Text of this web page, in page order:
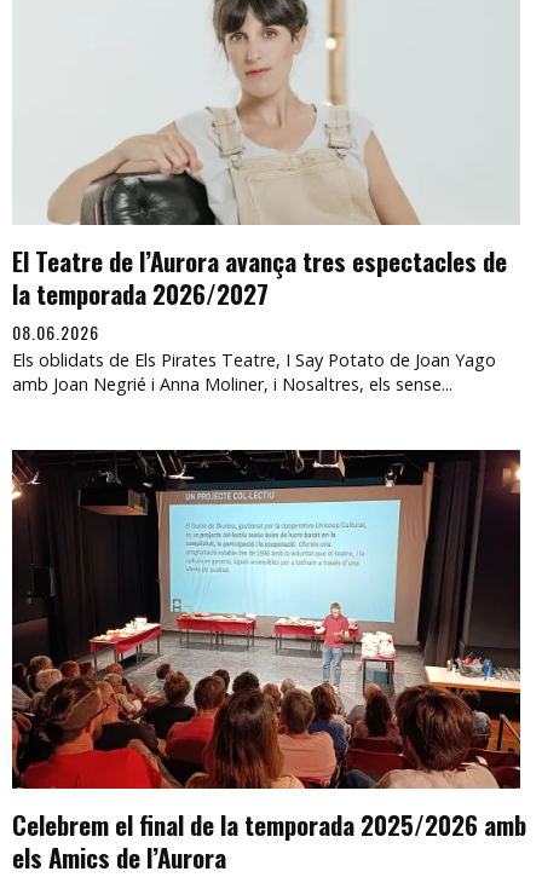
El Teatre de l’Aurora avança tres espectacles de
la temporada 2026/2027
08.06.2026
Els oblidats de Els Pirates Teatre, I Say Potato de Joan Yago
amb Joan Negrié i Anna Moliner, i Nosaltres, els sense...
Celebrem el final de la temporada 2025/2026 amb
els Amics de l’Aurora